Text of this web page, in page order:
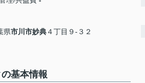
県市川市妙典４丁目９-３２
基本情報